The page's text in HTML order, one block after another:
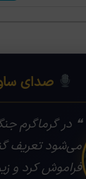
صدای
❝ در گرماگرم
می‌شود تعریف
فراموش کرد و